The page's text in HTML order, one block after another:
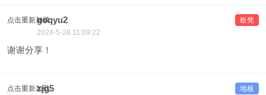
点击重新加载 板凳
goqyu2
2024-5-28 11:09:22
谢谢分享！
点击重新加载 地板
zjg5